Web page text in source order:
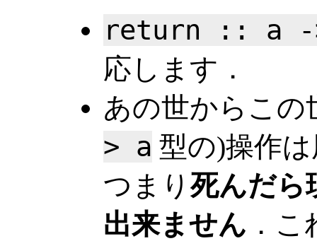
return :: a -
応します．
あの世からこ
> a 型の)操作
つまり 死んだら
出来ません ．